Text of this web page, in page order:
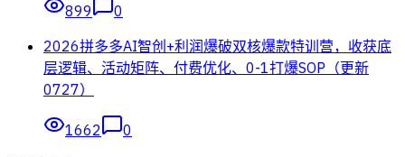
899
0
2026拼多多AI智创+利润爆破双核爆款特训营，收获底
层逻辑、活动矩阵、付费优化、0-1打爆SOP（更新
0727）
1662 0